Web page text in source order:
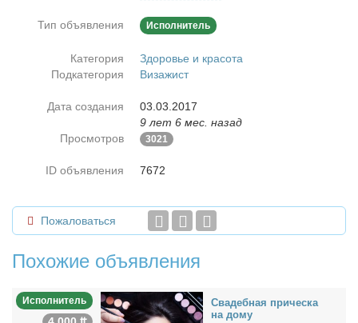
Тип объявления Исполнитель
Категория
Здоровье и красота
Подкатегория
Визажист
Дата создания
03.03.2017
9 лет 6 мес. назад
Просмотров
3021
ID объявления 7672
Пожаловаться
Похожие объявления
Исполнитель
Сва­деб­ная при­чес­ка
на до­му